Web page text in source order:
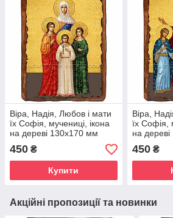
Віра, Надія, Любов і мати
їх Софія, мучениці, ікона
на дереві 130х170 мм
(П-3484-1)
450 ₴
Купити
Віра,
їх Софія,
на
(П-1158-1)
450₴
Акційні пропозиції та новинки